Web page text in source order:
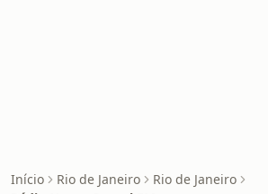
Início Rio de Janeiro
Rio de Janeiro